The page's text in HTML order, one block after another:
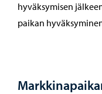
hyväksymisen
paikan